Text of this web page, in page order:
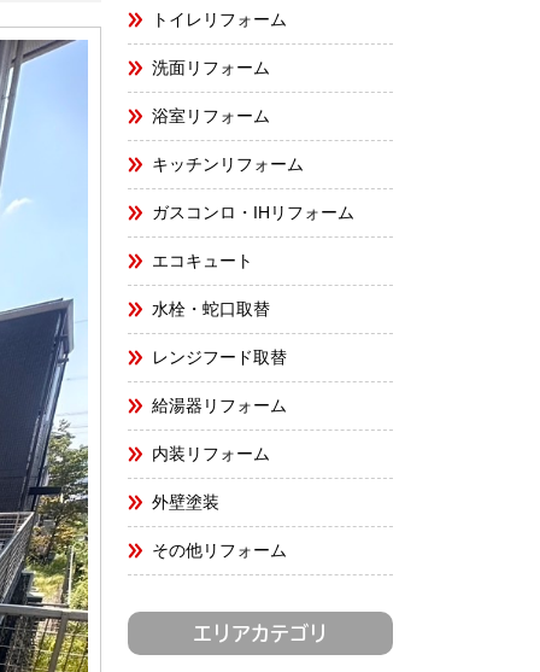
トイレリフォーム
洗面リフォーム
浴室リフォーム
キッチンリフォーム
ガスコンロ・IHリフォーム
エコキュート
水栓・蛇口取替
レンジフード取替
給湯器リフォーム
内装リフォーム
外壁塗装
その他リフォーム
エリアカテゴリ